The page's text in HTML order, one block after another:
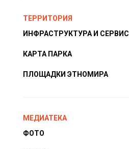
ТЕРРИТОРИЯ
ИНФРАСТРУКТУРА И СЕРВИС
КАРТА ПАРКА
ПЛОЩАДКИ ЭТНОМИРА
МЕДИАТЕКА
ФОТО